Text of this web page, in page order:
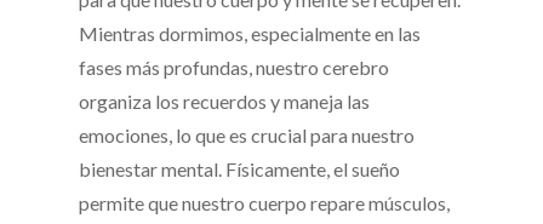
Mientras dormimos, especialmente en las
fases más profundas, nuestro cerebro
organiza los recuerdos y maneja las
emociones, lo que es crucial para nuestro
bienestar mental. Físicamente, el sueño
permite que nuestro cuerpo repare músculos,